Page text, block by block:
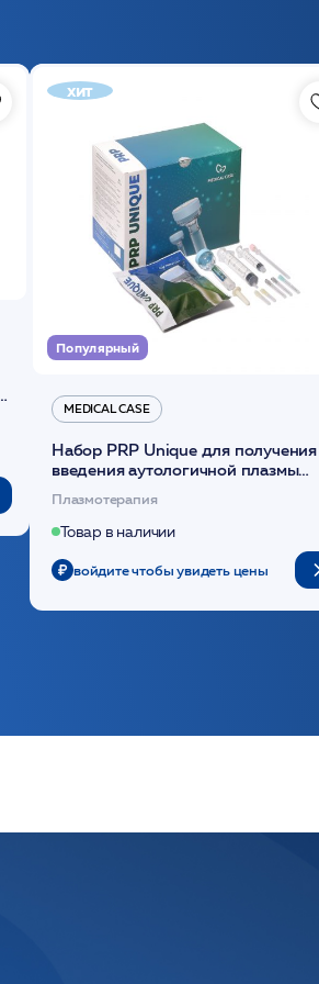
хит
Популярный
MEDICAL CASE
Набор PRP Unique для
введения аутологичной плазмы
(саше 1шт)/Medical Case
Плазмотерапия
Товар в наличии
войдите чтобы увидеть цены